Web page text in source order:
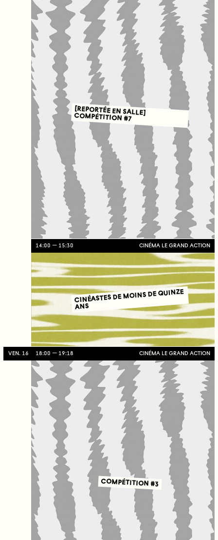
[REPORTÉE EN SALLE]
COMPÉTITION #7
14:00 15:30 CINÉMA LE GRAND ACTION
CINÉASTES DE MOINS DE QUINZE
ANS
VEN. 16 18:00 19:18 CINÉMA LE GRAND ACTION
COMPÉTITION #3